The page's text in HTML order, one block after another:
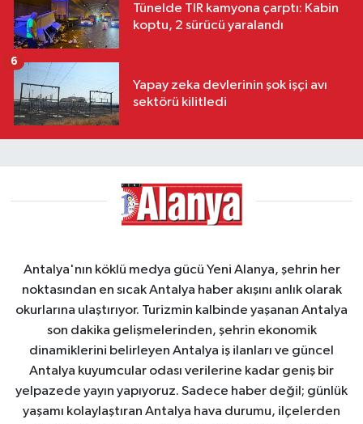
Tünelde TIR kamyona çarptı: Kabin
koptu, 2 sürücü yaralandı
Yapay zeka devlerinin şok işçi avı
sektörü kilitledi
6
Antalya'nın köklü medya gücü Yeni Alanya, şehrin her
noktasından en sıcak Antalya haber akışını anlık olarak
okurlarına ulaştırıyor. Turizmin kalbinde yaşanan Antalya
son dakika gelişmelerinden, şehrin ekonomik
dinamiklerini belirleyen Antalya iş ilanları ve güncel
Antalya kuyumcular odası verilerine kadar geniş bir
yelpazede yayın yapıyoruz. Sadece haber değil; günlük
yaşamı kolaylaştıran Antalya hava durumu, ilçelerden